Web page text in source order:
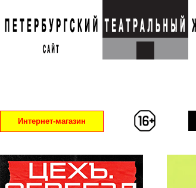
Интернет-магазин